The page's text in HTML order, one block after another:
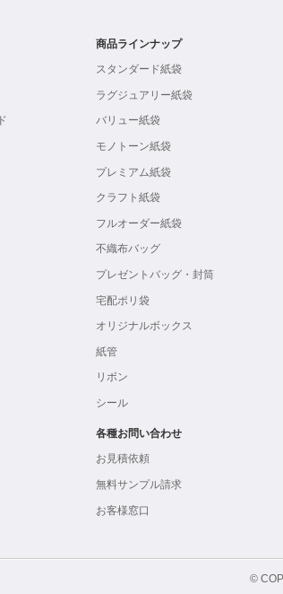
商品ラインナップ
スタンダード紙袋
ラグジュアリー紙袋
バリュー紙袋
モノトーン紙袋
プレミアム紙袋
クラフト紙袋
フルオーダー紙袋
不織布バッグ
プレゼントバッグ・封筒
宅配ポリ袋
オリジナルボックス
紙管
リボン
シール
各種お問い合わせ
お見積依頼
無料サンプル請求
お客様窓口
©